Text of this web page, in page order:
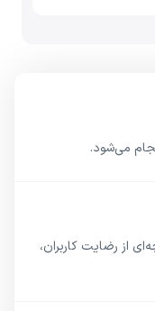
از رضایت کاربران،